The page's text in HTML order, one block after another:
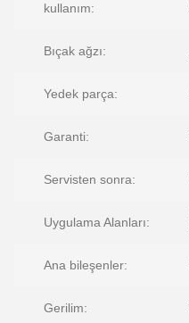
kullanım:
Bıçak ağzı:
Yedek parça:
Garanti:
Servisten sonra:
Uygulama Alanları:
Ana bileşenler:
Gerilim: